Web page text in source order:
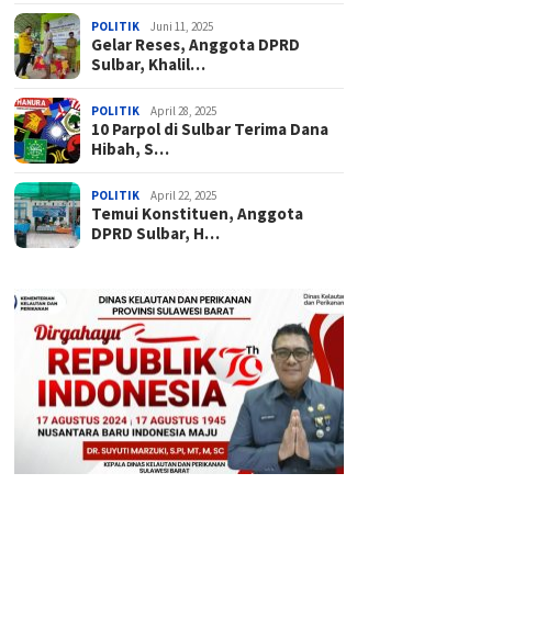
POLITIK Juni 11, 2025
Gelar Reses, Anggota DPRD
Sulbar, Khalil…
POLITIK April 28, 2025
10 Parpol di Sulbar Terima Dana
Hibah, S…
POLITIK April 22, 2025
Temui Konstituen, Anggota
DPRD Sulbar, H…